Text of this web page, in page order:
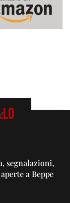
segnalazioni,
a Beppe